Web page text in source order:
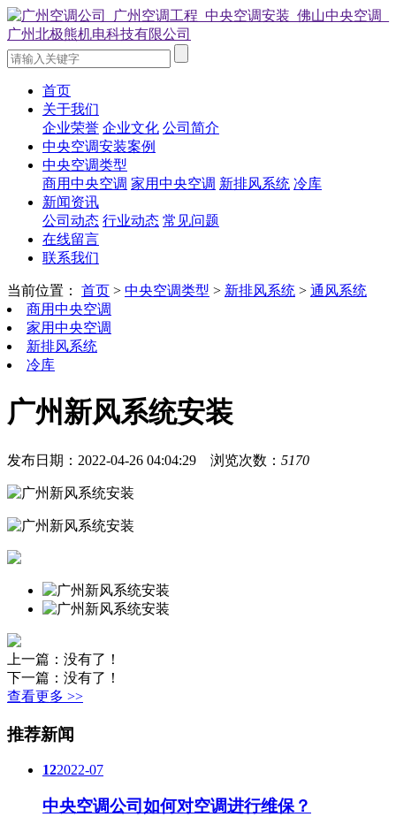
首页
关于我们
企业荣誉 企业文化 公司简介
中央空调安装案例
中央空调类型
商用中央空调 家用中央空调 新排风系统 冷库
新闻资讯
公司动态 行业动态 常见问题
在线留言
联系我们
当前位置： 首页 > 中央空调类型 > 新排风系统 > 通风系统
商用中央空调
家用中央空调
新排风系统
冷库
广州新风系统安装
发布日期：2022-04-26 04:04:29 浏览次数： 5170
上一篇：没有了！
下一篇：没有了！
查看更多 >>
推荐新闻
122022-07
中央空调公司如何对空调进行维保？